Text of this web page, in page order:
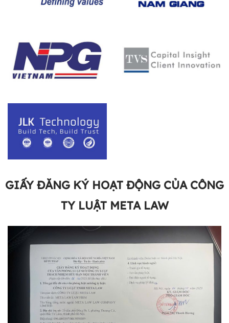
GIẤY ĐĂNG KÝ HOẠT ĐỘNG CỦA CÔNG
TY LUẬT META LAW